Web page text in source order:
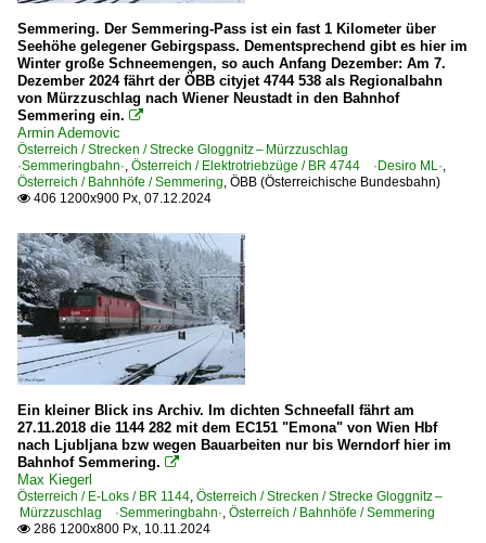
Dampfloks
BR 16 · kkStB 310
Dieselloks
BR 2016 ·ER20· Hercules
BR 2143
Dieseltriebzüge
BR 5081 · 6581 · 8081 ’Gummihund’, ’Fittipaldi’
BR 5144
E-Loks
BR 1010
BR 1040
BR 1116 ·ES 64 U2· Taurus
BR 1116 ·ES 64 U2· Taurus railjet
BR 1116 ·ES 64 U2· Taurus Werbeloks
2020
2021
2022
2023
2024
Semmering. Der Semmering-Pass ist ein fast 1 Kilometer über
Seehöhe gelegener Gebirgspass. Dementsprechend gibt es hier im
Winter große Schneemengen, so auch Anfang Dezember: Am 7.
Dezember 2024 fährt der ÖBB cityjet 4744 538 als Regionalbahn
von Mürzzuschlag nach Wiener Neustadt in den Bahnhof
Semmering ein. 
Armin Ademovic
Österreich / Strecken / Strecke Gloggnitz – Mürzzuschlag
·Semmeringbahn·, Österreich / Elektrotriebzüge / BR 4744 ·Desiro ML·,
Österreich / Bahnhöfe / Semmering, ÖBB (Österreichische Bundesbahn)
 406 1200x900 Px, 07.12.2024
Ein kleiner Blick ins Archiv. Im dichten Schneefall fährt am
27.11.2018 die 1144 282 mit dem EC151 "Emona" von Wien Hbf
nach Ljubljana bzw wegen Bauarbeiten nur bis Werndorf hier im
Bahnhof Semmering. 
Max Kiegerl
Österreich / E-Loks / BR 1144, Österreich / Strecken / Strecke Gloggnitz –
Mürzzuschlag ·Semmeringbahn·, Österreich / Bahnhöfe / Semmering
 286 1200x800 Px, 10.11.2024